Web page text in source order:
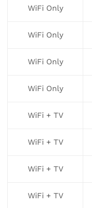
WiFi Only
WiFi Only
WiFi Only
WiFi Only
WiFi + TV
WiFi + TV
WiFi + TV
WiFi + TV